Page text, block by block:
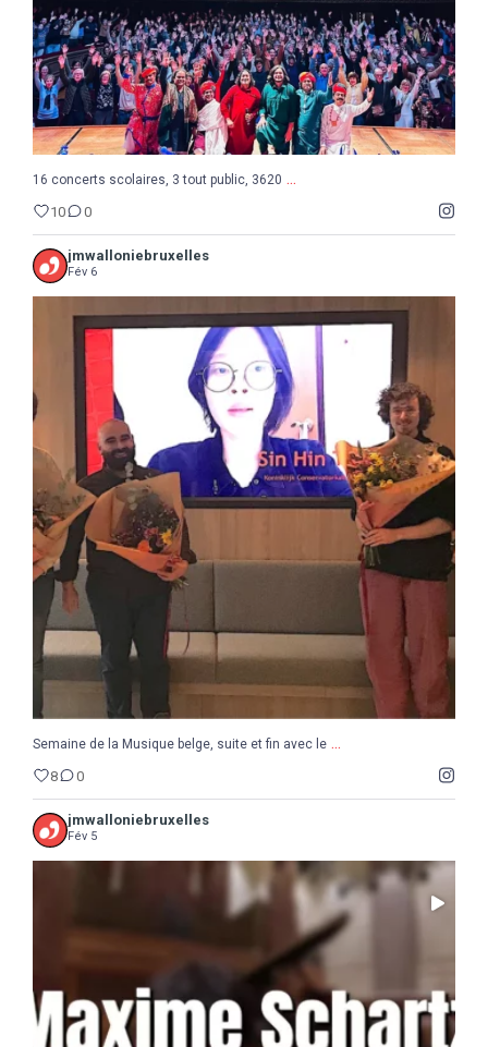
16 concerts scolaires, 3 tout public, 3620 ...
10 0
jmwalloniebruxelles
Fév 6
Semaine de la Musique belge, suite et fin avec le ...
Semaine de la Musique belge, suite et fin avec le ...
8 0
jmwalloniebruxelles
Fév 5
Il ne reste que 10 jours pour sauter le pas :